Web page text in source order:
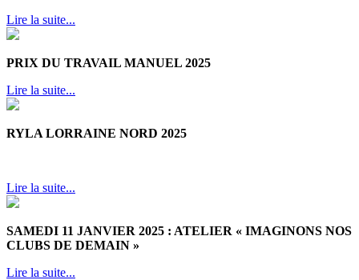
Lire la suite...
PRIX DU TRAVAIL MANUEL 2025
Lire la suite...
RYLA LORRAINE NORD 2025
Lire la suite...
SAMEDI 11 JANVIER 2025 : ATELIER « IMAGINONS NOS
CLUBS DE DEMAIN »
Lire la suite...